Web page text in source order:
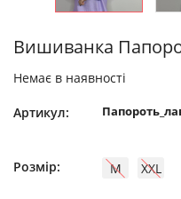
Вишиванка
Немає в наявності
Артикул:
Розмір: M XXL